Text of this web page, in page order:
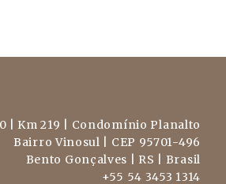
| Km 219 | Condomínio Planalto
Bairro Vinosul | CEP 95701-496
Bento Gonçalves | RS | Brasil
+55 54 3453 1314